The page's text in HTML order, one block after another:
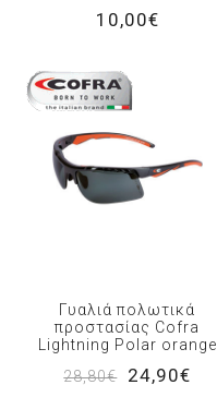
10,00€
Γυαλιά πολωτικά
προστασίας Cofra
Lightning Polar orange
28,80€
24,90€